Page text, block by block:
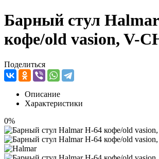
Барный стул
кофе/old vasion, V-
Поделиться
Описание
Характеристики
0%